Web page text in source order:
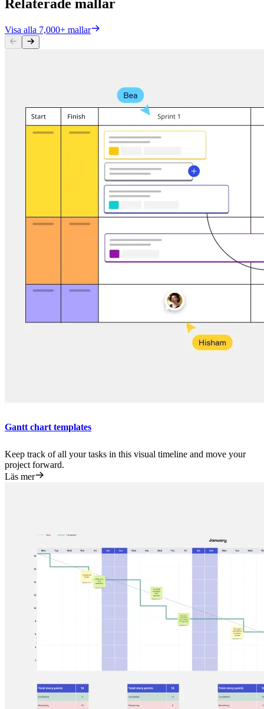
Relaterade mallar
Visa alla 7,000+ mallar
Gantt chart templates
Keep track of all your tasks in this visual timeline and move your
project forward.
Läs mer